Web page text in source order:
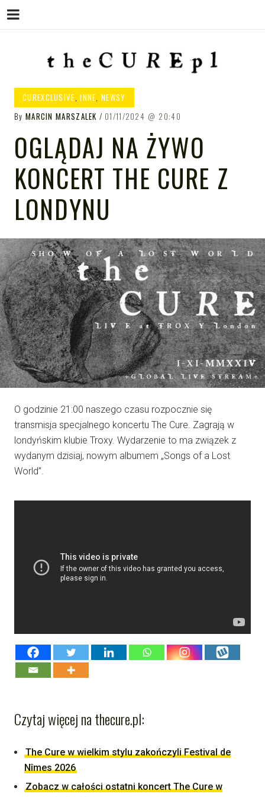
THE CURE PL – POLSKA
STRONA FANÓW ZESPOŁU THE
CURE
CUREXCLUSIVE,INNE,NEWSY
By MARCIN MARSZALEK 01/11/2024 20:40
OGLĄDAJ NA ŻYWO
KONCERT THE CURE Z
LONDYNU
O godzinie 21:00 naszego czasu rozpocznie się
transmisja specjalnego koncertu The Cure. Zagrają w
londyńskim klubie Troxy. Wydarzenie to ma związek z
wydanym dzisiaj, nowym albumem „Songs of a Lost
World”.
Czytaj więcej na thecure.pl:
The Cure w wielkim stylu zakończyli Festival de
Nîmes 2026
Zobacz w całości ostatni koncert The Cure w
Menu